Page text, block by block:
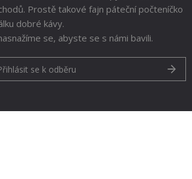
Prostě takové fajn páteční počteníčko
dobré kávy.
se, abyste se s námi bavili.
se k odběru